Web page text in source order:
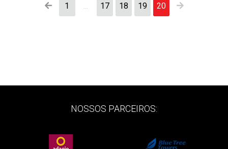
1 17 18 19 20
NOSSOS PARCEIROS: